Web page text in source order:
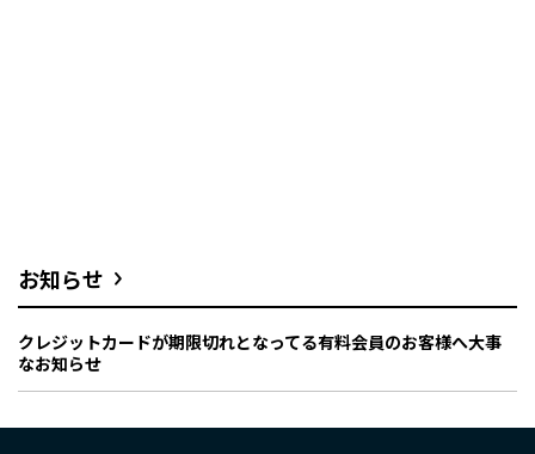
お知らせ
クレジットカードが期限切れとなってる有料会員のお客様へ大事
なお知らせ